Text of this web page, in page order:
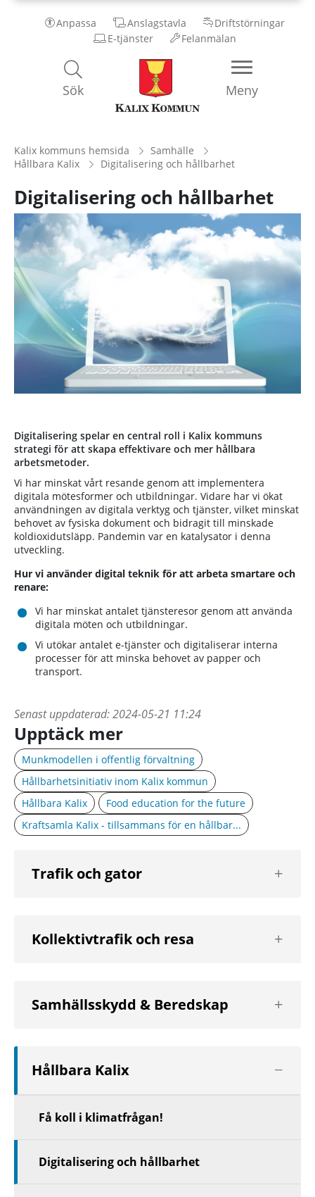
Anpassa Anslagstavla
Driftstörningar
E-tjänster
Felanmälan
Kalix
Kommun
Meny
Sök
Kalix kommuns hemsida
Samhälle
Hållbara Kalix
Digitalisering och hållbarhet
Digitalisering och hållbarhet
Digitalisering spelar en central roll i Kalix kommuns
strategi för att skapa effektivare och mer hållbara
arbetsmetoder.
Vi har minskat vårt resande genom att implementera
digitala mötesformer och utbildningar. Vidare har vi ökat
användningen av digitala verktyg och tjänster, vilket minskat
behovet av fysiska dokument och bidragit till minskade
koldioxidutsläpp. Pandemin var en katalysator i denna
utveckling.
Hur vi använder digital teknik för att arbeta smartare och
renare:
Vi har minskat antalet tjänsteresor genom att använda
digitala möten och utbildningar.
Vi utökar antalet e-tjänster och digitaliserar interna
processer för att minska behovet av papper och
transport.
Senast uppdaterad:2024-05-21 11:24
Upptäck mer
Munkmodellen i offentlig förvaltning
Hållbarhetsinitiativ inom Kalix kommun
Hållbara Kalix
Food education for the future
Kraftsamla Kalix - tillsammans för en hållbar...
Trafik och gator
nästa
Kollektivtrafik och resa
nästa
Samhällsskydd & Beredskap
nästa
Hållbara Kalix
Få koll i klimatfrågan!
Digitalisering och hållbarhet